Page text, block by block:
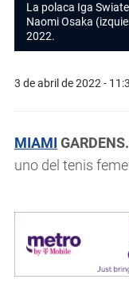
La polaca Iga
Naomi Osaka
2022.
3 de abril de 2022 -
MIAMI
uno del tenis